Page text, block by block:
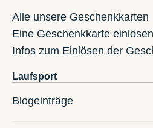
Alle unsere Geschenkkarten
Eine Geschenkkarte einlösen
Infos zum Einlösen der
Laufsport
Blogeinträge